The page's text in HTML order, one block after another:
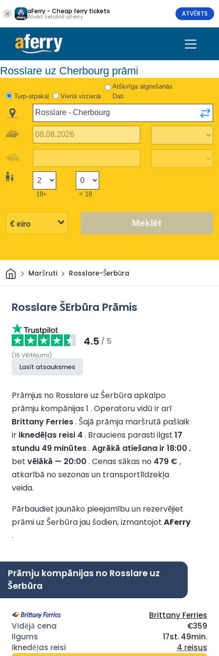
aFerry - Cheap ferry tickets
Atvērt lietotnē aFerry ATVĒRTS
Rosslare uz Cherbourg prāmi
Turp-atpakaļ Vienā virzienā
Atšķirīga atgriešanās
Dati
18+ < 18
Meklēt
Sākums
Maršruti Rosslare-Šerbūra
Rosslare ŠErbūra Prāmis
4.5 / 5
(16 Vērtējumi)
Lasīt atsauksmes
Prāmjus no Rosslare uz Šerbūra apkalpo
prāmju kompānijas 1 . Operatoru vidū ir arī
Brittany Ferries. Šajā prāmja maršrutā pašlaik
ir iknedēļas reisi 4 . Brauciens parasti ilgst 17
stundu 49 minūtes. Agrākā atiešana ir 18:00 ,
bet vēlākā — 20:00 . Cenas sākas no 479 € ,
atkarībā no sezonas un transportlīdzekļa
veida.
Pārbaudiet jaunāko pieejamību un rezervējiet
prāmi uz Šerbūra jau šodien, izmantojot AFerry
.
Prāmju kompānijas no Rosslare uz
Šerbūra
Brittany Ferries
€359
17st. 49min.
4 reisus